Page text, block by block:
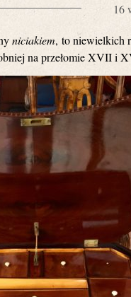
16
niciakiem, to niewielkich
na przełomie XVII i